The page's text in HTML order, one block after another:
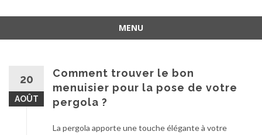
MENU
20
AOÛT
Comment trouver le bon
menuisier pour la pose de votre
pergola ?
La pergola apporte une touche élégante à votre